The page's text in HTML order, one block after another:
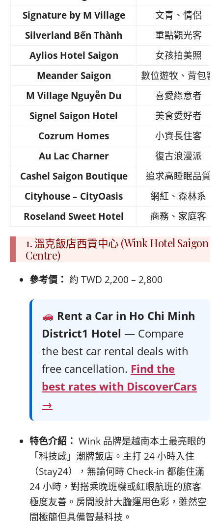
Signature by M Village
文青、情侶
Silverland Bến Thành
重點觀光客
Aylios Hotel Saigon
女孩拍美照
Meander Saigon
數位遊牧、背包客
M Village Nguyễn Du
喜愛綠意者
Signel Saigon Hotel
美食愛好者
Cozrum Homes
小資長住客
Au Lac Charner
復古浪漫派
Cashel Saigon Boutique
追求高睡眠品質
Cityhouse – CityOasis
網紅、森林系
Roseland Sweet Hotel
商務、家庭客
1. 溫克飯店西貢中心 (Wink Hotel Saigon
Centre)
參考價： 約 TWD 2,200 – 2,800
Rent a Car in Ho Chi Minh
District1 Hotel — Compare
the best car rental deals with
free cancellation. Find the
best rates with DiscoverCars
→
特色介紹： Wink 品牌是越南本土最亮眼的
「科技感」潮牌飯店。主打 24 小時入住
（Stay24），無論何時 Check-in 都能住滿
24 小時，對搭乘晚班機或紅眼航班的旅客
極度友善。房間設計大膽運用色彩，雖然空
間極簡但具備智慧科技。